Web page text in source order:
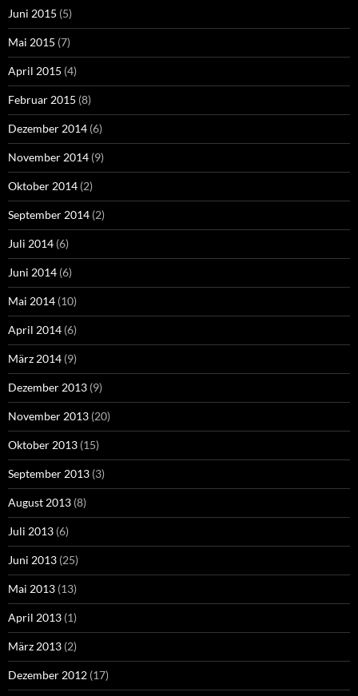
Juni 2015 (5)
Mai 2015 (7)
April 2015 (4)
Februar 2015 (8)
Dezember 2014 (6)
November 2014 (9)
Oktober 2014 (2)
September 2014 (2)
Juli 2014 (6)
Juni 2014 (6)
Mai 2014 (10)
April 2014 (6)
März 2014 (9)
Dezember 2013 (9)
November 2013 (20)
Oktober 2013 (15)
September 2013 (3)
August 2013 (8)
Juli 2013 (6)
Juni 2013 (25)
Mai 2013 (13)
April 2013 (1)
März 2013 (2)
Dezember 2012 (17)